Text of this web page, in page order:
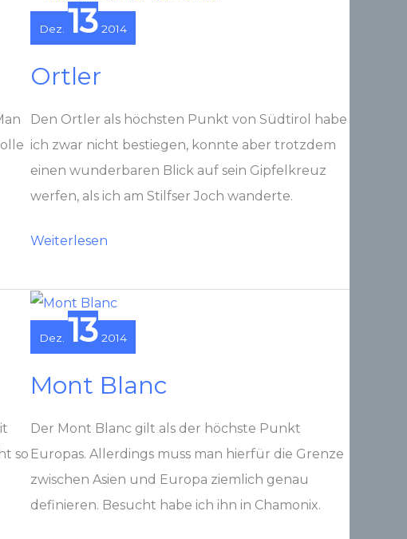
Dez. 13 2014
Ortler
Den Ortler als höchsten Punkt von Südtirol habe
ich zwar nicht bestiegen, konnte aber trotzdem
einen wunderbaren Blick auf sein Gipfelkreuz
werfen, als ich am Stilfser Joch wanderte.
Ortler
Weiterlesen
so
Dez. 13 2014
Mont Blanc
Der Mont Blanc gilt als der höchste Punkt
Europas. Allerdings muss man hierfür die Grenze
zwischen Asien und Europa ziemlich genau
definieren. Besucht habe ich ihn in Chamonix.